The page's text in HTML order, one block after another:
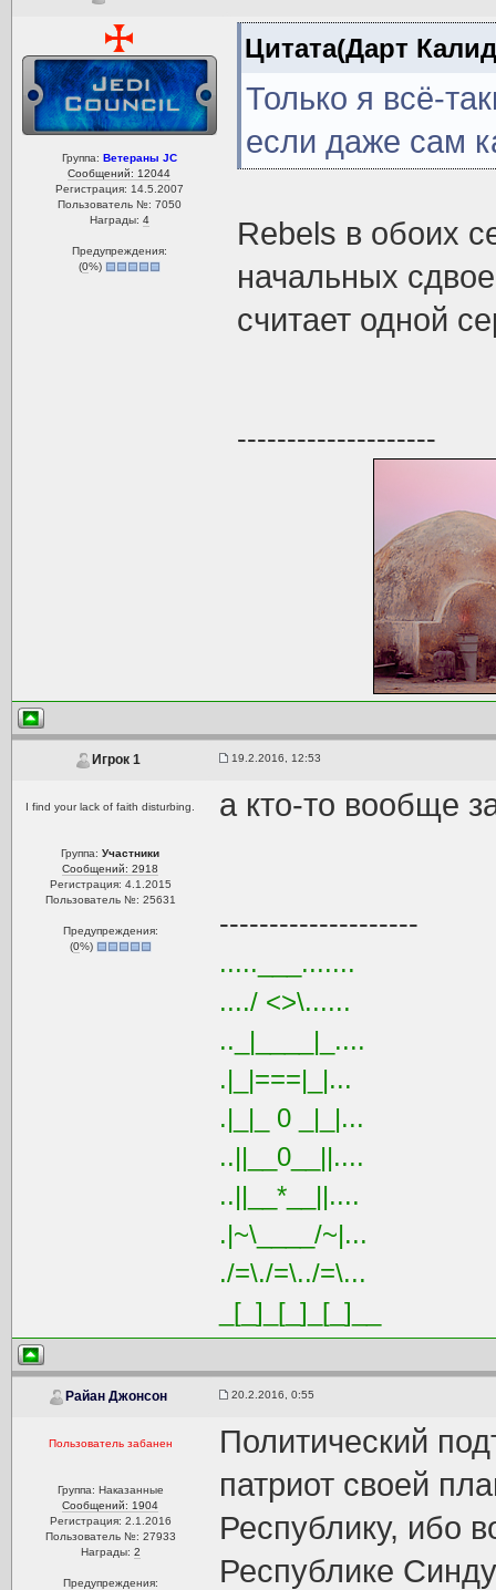
Группа: Ветераны JC
Сообщений: 12044
Регистрация: 14.5.2007
Пользователь №: 7050
Награды: 4
Предупреждения:
(0%)
Цитата(Дарт
Только я всё-
если даже сам
Rebels в обоих
начальных
считает одной
--------------------
Игрок 1 19.2.2016, 12:53
I find your lack of faith disturbing.
Группа:Участники
Сообщений: 2918
Регистрация: 4.1.2015
Пользователь №: 25631
Предупреждения:
(0%)
а кто-то вообще
--------------------
.....___.......
..../ <>\......
.._|____|_....
.|_|===|_|...
.|_|_ 0 _|_|...
..||__0__||....
..||__*__||....
.|~\____/~|...
./=\./=\../=\...
_[_]_[_]_[_]__
Райан Джонсон 20.2.2016, 0:55
Пользователь забанен
Группа: Наказанные
Сообщений: 1904
Регистрация: 2.1.2016
Пользователь №: 27933
Награды: 2
Предупреждения:
Политический
патриот своей
Республику, ибо
Республике